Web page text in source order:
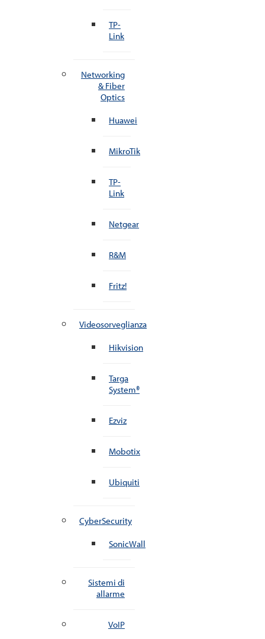
TP-
Link
Networking
& Fiber
Optics
Huawei
MikroTik
TP-
Link
Netgear
R&M
Fritz!
Videosorveglianza
Hikvision
Targa
System®
Ezviz
Mobotix
Ubiquiti
CyberSecurity
SonicWall
Sistemi di
allarme
VoIP